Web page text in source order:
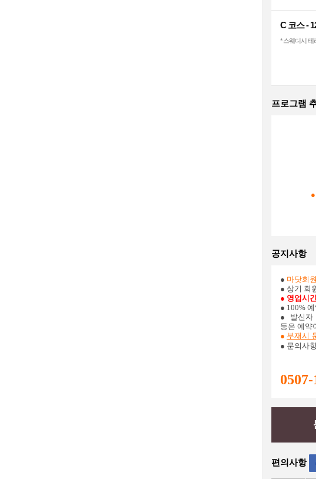
C 코스 -
* 스웨디시 테
프로그램
●
공지사항
● 마닷회원
● 상기 회
● 영업시
● 100%
● 발신자
등은 예약
● 부재시
● 문의사
편의사항